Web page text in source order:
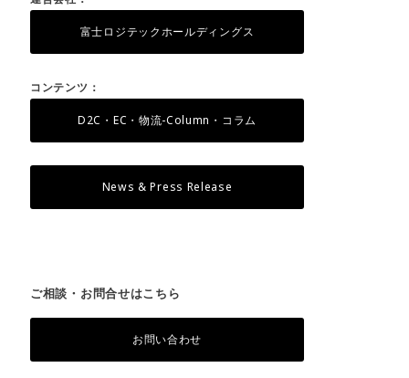
富士ロジテックホールディングス
コンテンツ：
D2C・EC・物流-Column・コラム
News & Press Release
ご相談・お問合せはこちら
お問い合わせ